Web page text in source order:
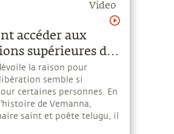
Video
accéder aux
supérieures de
la raison pour
semble si
certaines personnes. En
de Vemanna,
saint et poète telugu, il